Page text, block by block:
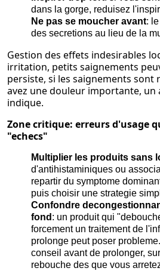
dans la gorge, reduisez
Ne pas se moucher avant:
des secretions au lieu de la
Gestion des effets indesirables
irritation, petits saignements
persiste, si les saignements sont
avez une douleur importante, un
indique.
Zone critique: erreurs d'usage
"echecs"
Multiplier les produits sans
d'antihistaminiques ou
repartir du symptome
puis choisir une strategie
Confondre
fond : un produit qui
forcement un traitement de
prolonge peut poser
conseil avant de prolonger,
rebouche des que vous